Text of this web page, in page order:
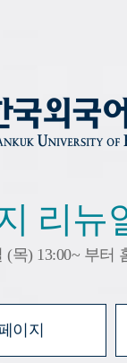
리뉴
(목) 13:00~ 부
이지